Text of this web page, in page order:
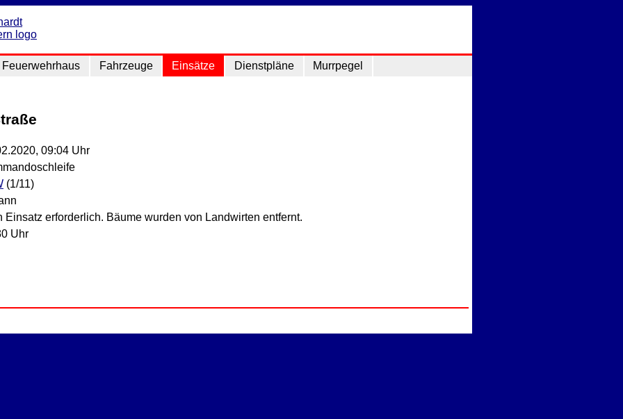
Feuerwehrhaus Fahrzeuge Einsätze Dienstpläne Murrpegel
09:04 Uhr
(1/11)
Einsatz erforderlich. Bäume wurden von Landwirten entfernt.
Uhr